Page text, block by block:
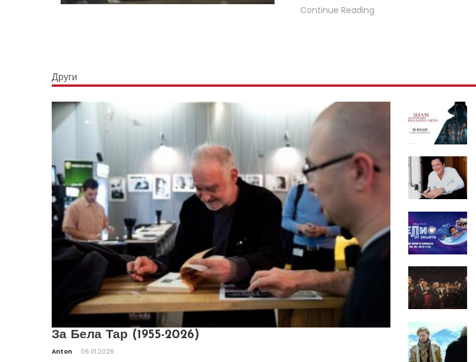
Continue Reading
Други
За Бела Тар (1955-2026)
Anton 06.01.2026